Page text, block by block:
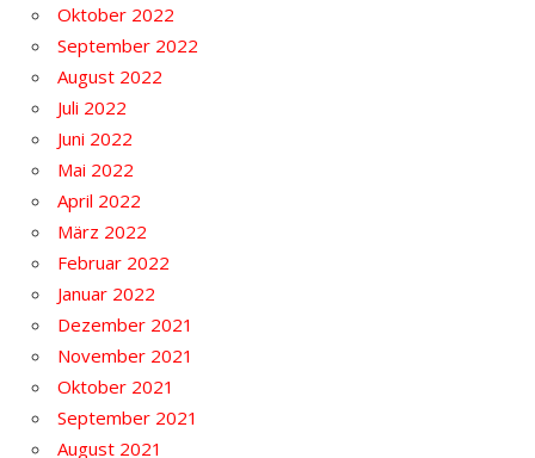
Oktober 2022
September 2022
August 2022
Juli 2022
Juni 2022
Mai 2022
April 2022
März 2022
Februar 2022
Januar 2022
Dezember 2021
November 2021
Oktober 2021
September 2021
August 2021